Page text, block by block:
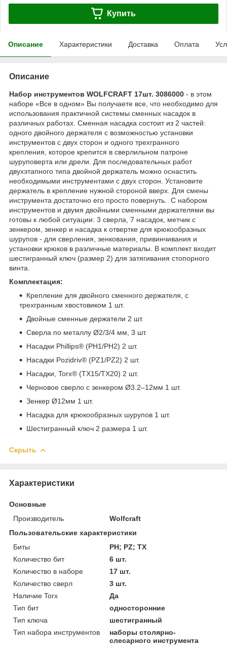
Купить
Описание Характеристики Доставка Оплата
Описание
Набор инструментов WOLFCRAFT 17шт. 3086000 - в этом
наборе «Все в одном» Вы получаете все, что необходимо для
использования практичной системы сменных насадок в
различных работах. Сменная насадка состоит из 2 частей:
одного двойного держателя с возможностью установки
инструментов с двух сторон и одного трехгранного
крепления, которое крепится в сверлильном патроне
шуруповерта или дрели. Для последовательных работ
двухэтапного типа двойной держатель можно оснастить
необходимыми инструментами с двух сторон. Установите
держатель в крепление нужной стороной вверх. Для смены
инструмента достаточно его просто повернуть. С набором
инструментов и двумя двойными сменными держателями вы
готовы к любой ситуации: 3 сверла, 7 насадок, метчик с
зенкером, зенкер и насадка к отвертке для крюкообразных
шурупов - для сверления, зенкования, привинчивания и
установки крюков в различные материалы. В комплект входит
шестигранный ключ (размер 2) для затягивания стопорного
винта.
Комплектация:
Крепление для двойного сменного держателя, с
трехгранным хвостовиком 1 шт.
Двойные сменные держатели 2 шт.
Сверла по металлу Ø2/3/4 мм, 3 шт.
Насадки Phillips® (PH1/PH2) 2 шт.
Насадки Pozidriv® (PZ1/PZ2) 2 шт.
Насадки, Torx® (TX15/TX20) 2 шт.
Черновое сверло с зенкером Ø3.2–12мм 1 шт.
Зенкер Ø12мм 1 шт.
Насадка для крюкообразных шурупов 1 шт.
Шестигранный ключ 2 размера 1 шт.
Скрыть
Характеристики
Основные
Производитель
Wolfcraft
Пользовательские характеристики
Биты
PH; PZ; TX
Количество бит
6 шт.
Количество в наборе
17 шт.
Количество сверл
3 шт.
Наличие Torx
Да
Тип бит
односторонние
Тип ключа
шестигранный
Тип набора инструментов
наборы столярно-
слесарного инструмента